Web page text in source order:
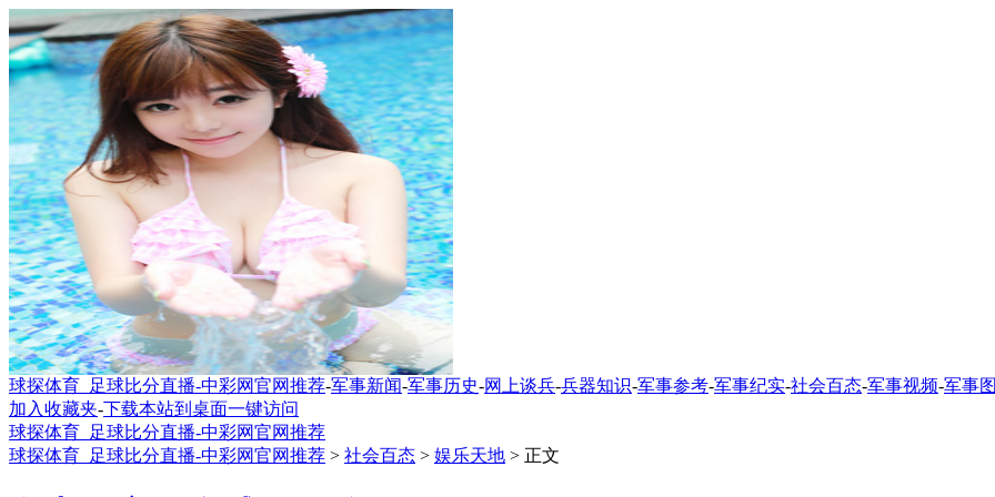
球探体育_足球比分直播-中彩网官网推荐-军事新闻-军事历史-网上谈兵-兵器知识-军事参考-军事纪实-社会百态-军事视频-军事
加入收藏夹-下载本站到桌面一键访问
球探体育_足球比分直播-中彩网官网推荐
球探体育_足球比分直播-中彩网官网推荐 > 社会百态 > 娱乐天地 > 正文